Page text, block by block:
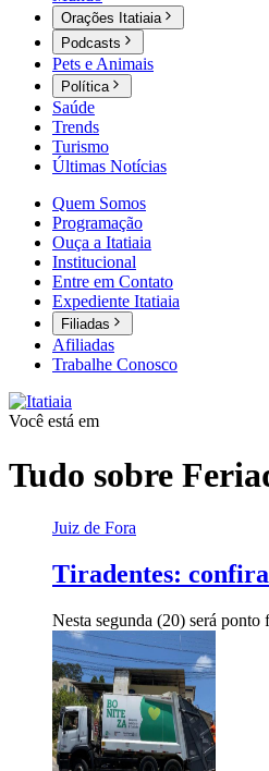
Orações Itatiaia
Podcasts
Pets e Animais
Política
Saúde
Trends
Turismo
Últimas Notícias
Quem Somos
Programação
Ouça a Itatiaia
Institucional
Entre em Contato
Expediente Itatiaia
Filiadas
Afiliadas
Trabalhe Conosco
Você está em
Tudo sobre
Juiz de Fora
Tiradentes:
Nesta segunda (20) será